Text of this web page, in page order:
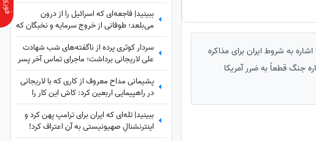
به شروط ایران برای مذاکره
جنگ قطعاً به ضرر آمریکا
ببینید| فاجعه‌ای که اسرائیل را از درون
می‌بلعد؛ طوفانی از خروج سرمایه و نخبگان که
نتانیاهو را به خاک سیاه نشاند!
سردار کوثری پرده از ناگفته‌های شب شهادت
علی لاریجانی برداشت؛ ماجرای تماس آخر پسر
شهید لاریجانی چه بود؟
پشیمانی مداح معروف از کاری که با لاریجانی
در راهپیمایی اربعین کرد: کاش این کار را
نمی‌کردم
ببینید| تله‌ای که ایران برای ترامپ پهن کرد و
اینترنشنالِ صهیونیستی به آن اعتراف کرد!